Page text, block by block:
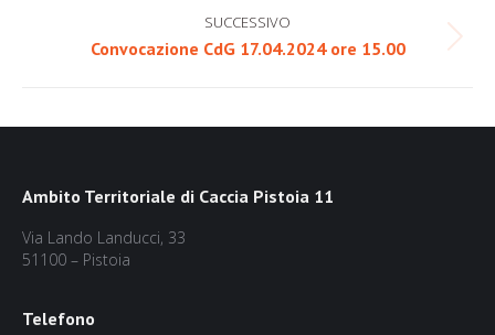
SUCCESSIVO
Prossimo
Convocazione CdG 17.04.2024 ore 15.00
Ambito Territoriale di Caccia Pistoia 11
Via Lando Landucci, 33
51100 – Pistoia
Telefono